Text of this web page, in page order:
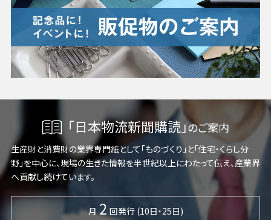
「日本物流新聞購読」のご案内
生産財と消費財の業界専門紙として「ものづくり」と「住宅・くらし分
野」を中心に、現場の生きた情報を半世紀以上にわたって伝え、産業界
へ貢献し続けています。
月 2 回発行 (10日・25日)